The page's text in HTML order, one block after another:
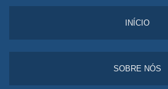
INÍCIO
SOBRE NÓS